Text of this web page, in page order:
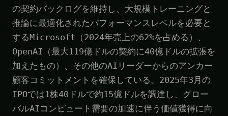
の契約バックログを維持し、大規模トレーニングと
推論に最適化されたパフォーマンスレベルを必要と
するMicrosoft（2024年売上の62%を占める）、
OpenAI（最大119億ドルの契約に40億ドルの拡張を
加えたもの）、その他のAIリーダーからのアンカー
顧客コミットメントを確保している。2025年3月の
IPOでは1株40ドルで約15億ドルを調達し、グロー
バルAIコンピュート需要の加速に伴う価値獲得に向